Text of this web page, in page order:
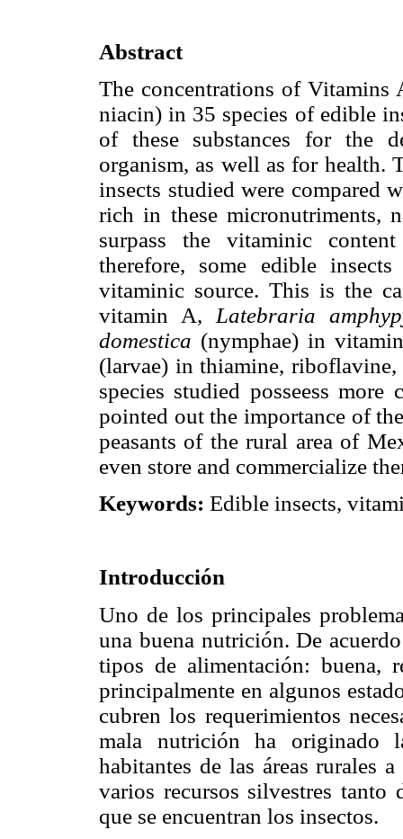
Abstract
The concentrations of
niacin) in 35 species of edible
of these substances for the
organism, as well as for health.
insects studied were compared
rich in these micronutriments,
surpass the vitaminic
therefore, some edible
vitaminic source. This is the
vitamin A, Latebraria
domestica (nymphae) in
(larvae) in thiamine,
species studied posseess
pointed out the importance of
peasants of the rural area of
even store and commercialize
Keywords: Edible insects,
Introducción
Uno de los principales
una buena nutrición. De
tipos de alimentación: buena,
principalmente en algunos
cubren los requerimientos
mala nutrición ha originado
habitantes de las áreas rurales
varios recursos silvestres
que se encuentran los insectos.